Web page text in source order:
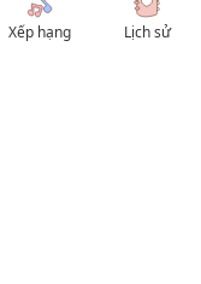
Xếp hạng Lịch sử